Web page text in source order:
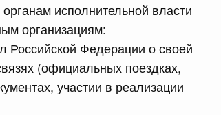
исполнительной власти
организациям:
Российской Федерации о своей
(официальных поездках,
участии в реализации
№ 910
1